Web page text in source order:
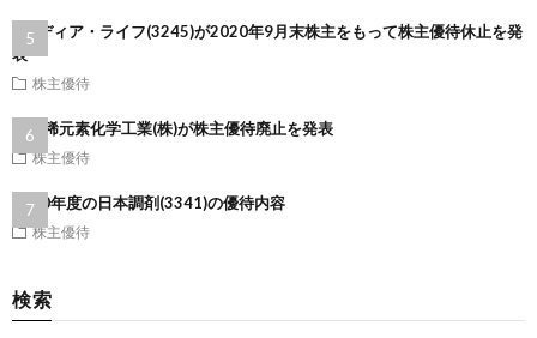
(株)ディア・ライフ(3245)が2020年9月末株主をもって株主優待休止を発
表
株主優待
第一稀元素化学工業(株)が株主優待廃止を発表
株主優待
2020年度の日本調剤(3341)の優待内容
株主優待
検索